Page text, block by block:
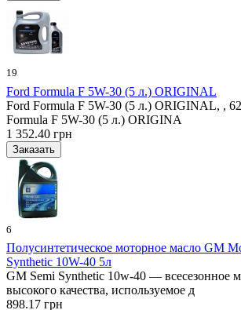
19
Ford Formula F 5W-30 (5 л.) ORIGINAL
Ford Formula F 5W-30 (5 л.) ORIGINAL, ,
Formula F 5W-30 (5 л.) ORIGINA
1 352.40 грн
6
Полусинтетическое моторное масло GM
Synthetic 10W-40 5л
GM Semi Synthetic 10w-40 — всесезонное
высокого качества, используемое д
898.17 грн